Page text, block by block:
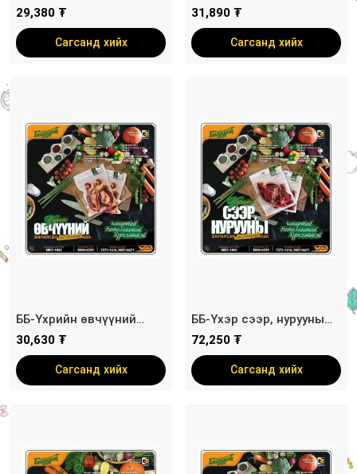
мах
29,380 ₮
Сагсанд хийх
ангилсан ястай мах /
савлагаат/
31,890 ₮
Сагсанд хийх
ББ-Үхрийн өвчүүний
ангилсан ястай мах /
савлагаат/
30,630 ₮
Сагсанд хийх
ББ-Үхэр сээр, нурууны
ангилсан ястай мах /
савлагаат/
72,250 ₮
Сагсанд хийх